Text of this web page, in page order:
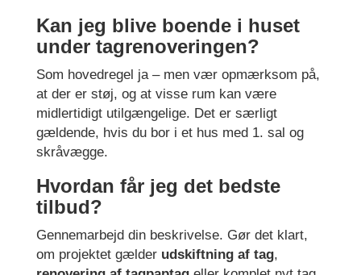
Kan jeg blive boende i huset
under tagrenoveringen?
Som hovedregel ja – men vær opmærksom på,
at der er støj, og at visse rum kan være
midlertidigt utilgængelige. Det er særligt
gældende, hvis du bor i et hus med 1. sal og
skråvægge.
Hvordan får jeg det bedste
tilbud?
Gennemarbejd din beskrivelse. Gør det klart,
om projektet gælder udskiftning af tag,